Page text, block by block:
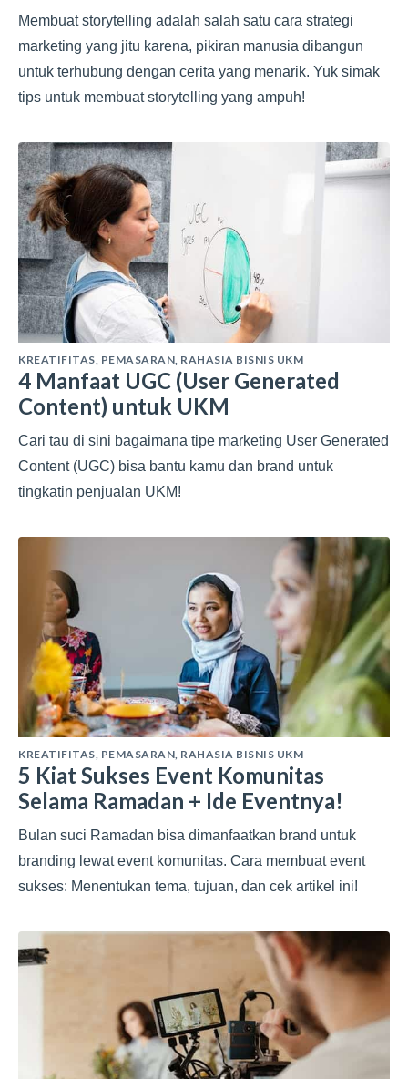
Membuat storytelling adalah salah satu cara strategi
marketing yang jitu karena, pikiran manusia dibangun
untuk terhubung dengan cerita yang menarik. Yuk simak
tips untuk membuat storytelling yang ampuh!
KREATIFITAS, PEMASARAN, RAHASIA BISNIS UKM
4 Manfaat UGC (User Generated
Content) untuk UKM
Cari tau di sini bagaimana tipe marketing User Generated
Content (UGC) bisa bantu kamu dan brand untuk
tingkatin penjualan UKM!
KREATIFITAS, PEMASARAN, RAHASIA BISNIS UKM
5 Kiat Sukses Event Komunitas
Selama Ramadan + Ide Eventnya!
Bulan suci Ramadan bisa dimanfaatkan brand untuk
branding lewat event komunitas. Cara membuat event
sukses: Menentukan tema, tujuan, dan cek artikel ini!